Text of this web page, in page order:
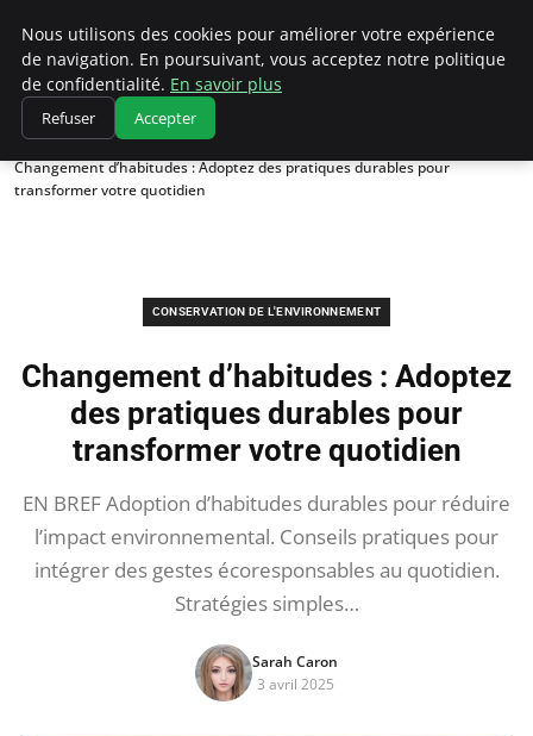
Climatedebtagents
Accueil
Conservation de l'environnement
Changement d’habitudes : Adoptez des pratiques durables pour
transformer votre quotidien
CONSERVATION DE L'ENVIRONNEMENT
Changement d’habitudes : Adoptez
des pratiques durables pour
transformer votre quotidien
EN BREF Adoption d’habitudes durables pour réduire
l’impact environnemental. Conseils pratiques pour
intégrer des gestes écoresponsables au quotidien.
Stratégies simples…
Sarah Caron
3 avril 2025
Nous utilisons des cookies pour améliorer votre expérience
de navigation. En poursuivant, vous acceptez notre politique
de confidentialité. En savoir plus
Refuser Accepter